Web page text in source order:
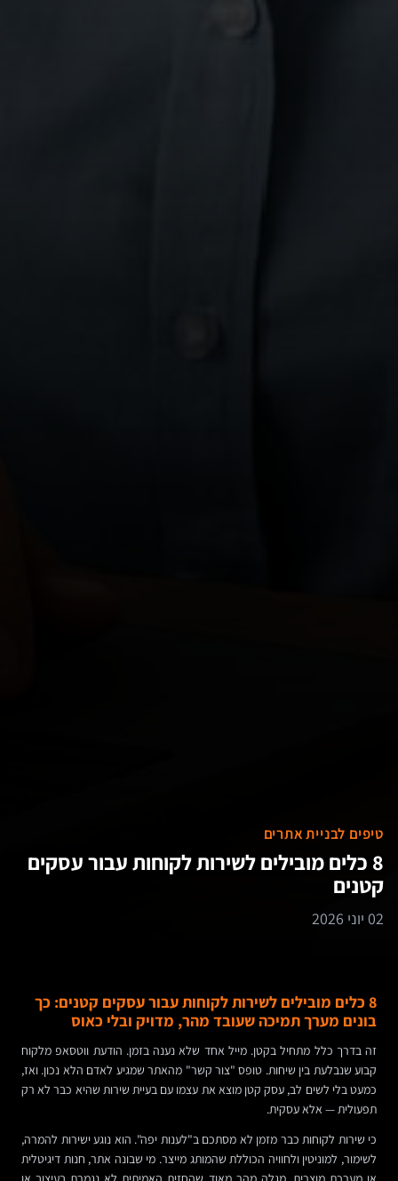
טיפים לבניית אתרים
8 כלים מובילים לשירות לקוחות עבור עסקים
קטנים
02 יוני 2026
8 כלים מובילים לשירות לקוחות עבור עסקים קטנים: כך
בונים מערך תמיכה שעובד מהר, מדויק ובלי כאוס
זה בדרך כלל מתחיל בקטן. מייל אחד שלא נענה בזמן. הודעת ווטסאפ מלקוח
קבוע שנבלעת בין שיחות. טופס "צור קשר" מהאתר שמגיע לאדם הלא נכון. ואז,
כמעט בלי לשים לב, עסק קטן מוצא את עצמו עם בעיית שירות שהיא כבר לא רק
תפעולית — אלא עסקית.
כי שירות לקוחות כבר מזמן לא מסתכם ב"לענות יפה". הוא נוגע ישירות להמרה,
לשימור, למוניטין ולחוויה הכוללת שהמותג מייצר. מי שבונה אתר, חנות דיגיטלית